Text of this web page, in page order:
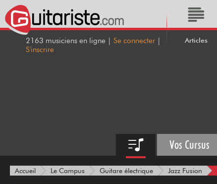
2163 musiciens en ligne | Se connecter |
S'inscrire
Articles
Vos Cursus
Accueil Le Campus Guitare électrique Jazz Fusion